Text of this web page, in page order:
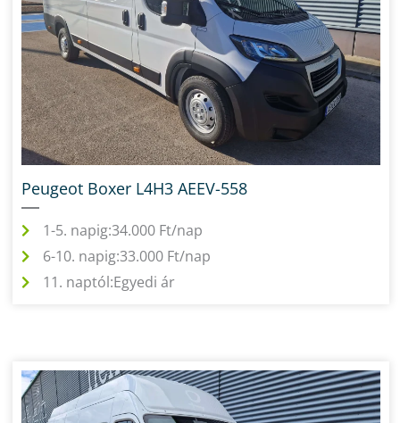
Peugeot Boxer L4H3 AEEV-558
1-5. napig:34.000 Ft/nap
6-10. napig:33.000 Ft/nap
11. naptól:Egyedi ár